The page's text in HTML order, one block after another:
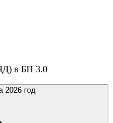
в БП 3.0
2026 год